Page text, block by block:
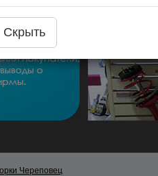
Череповец
Скрыть